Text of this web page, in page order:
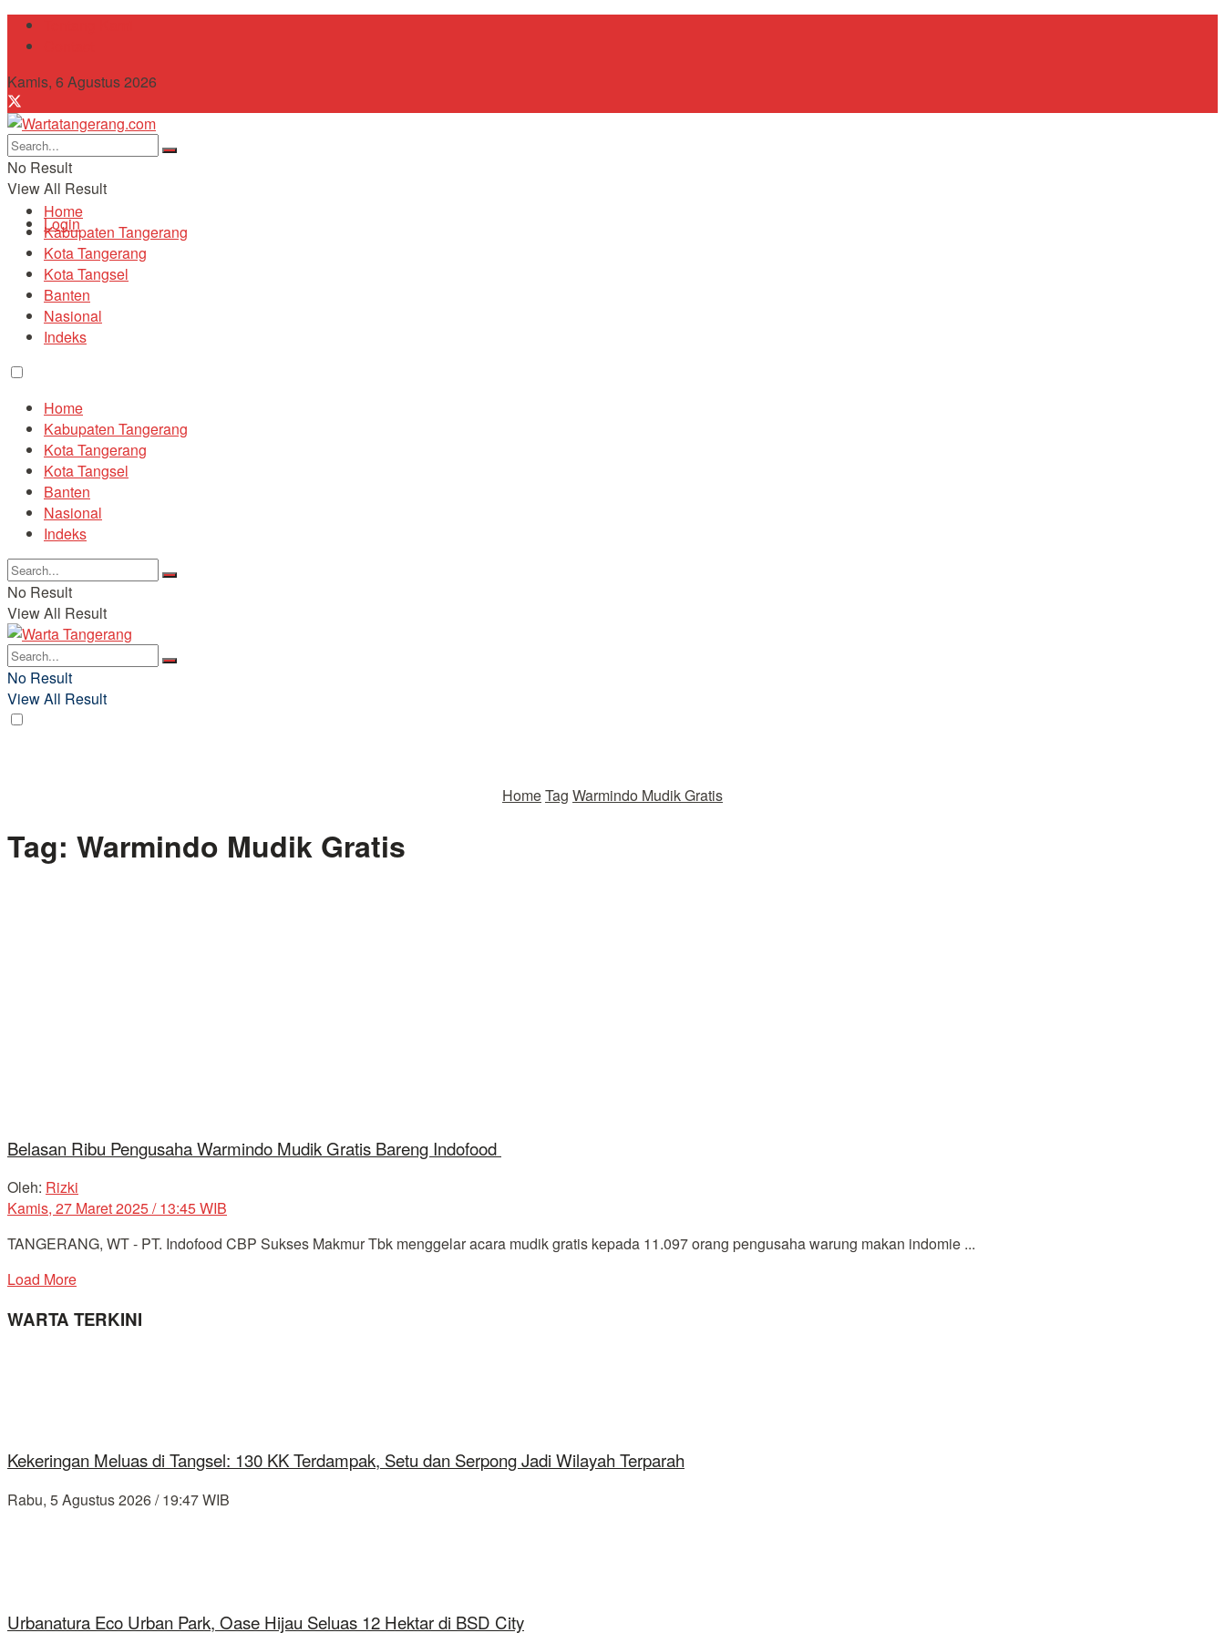
Kamis, 6 Agustus 2026
No Result
View All Result
Login
Home
Kabupaten Tangerang
Kota Tangerang
Kota Tangsel
Banten
Nasional
Indeks
Home
Kabupaten Tangerang
Kota Tangerang
Kota Tangsel
Banten
Nasional
Indeks
No Result
View All Result
No Result
View All Result
HomeTag Warmindo Mudik Gratis
Tag: Warmindo Mudik Gratis
Belasan Ribu Pengusaha Warmindo Mudik Gratis Bareng Indofood
Oleh: Rizki
Kamis, 27 Maret 2025 / 13:45 WIB
TANGERANG, WT - PT. Indofood CBP Sukses Makmur Tbk menggelar acara mudik gratis kepada 11.097 orang pengusaha warung makan indomie ...
Load More
WARTA TERKINI
Kekeringan Meluas di Tangsel: 130 KK Terdampak, Setu dan Serpong Jadi Wilayah Terparah
Rabu, 5 Agustus 2026 / 19:47 WIB
Urbanatura Eco Urban Park, Oase Hijau Seluas 12 Hektar di BSD City